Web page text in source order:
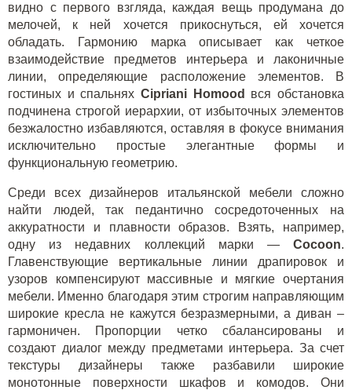
видно с первого взгляда, каждая вещь продумана до
мелочей, к ней хочется прикоснуться, ей хочется
обладать. Гармонию марка описывает как четкое
взаимодействие предметов интерьера и лаконичные
линии, определяющие расположение элементов. В
гостиных и спальнях Cipriani Homood
вся обстановка
подчинена строгой иерархии, от избыточных элементов
безжалостно избавляются, оставляя в фокусе внимания
исключительно простые элегантные формы и
функциональную геометрию.
Среди всех дизайнеров итальянской мебели сложно
найти людей, так педантично сосредоточенных на
аккуратности и плавности образов. Взять, например,
одну из недавних коллекций марки — Cocoon.
Главенствующие вертикальные линии драпировок и
узоров компенсируют массивные и мягкие очертания
мебели. Именно благодаря этим строгим направляющим
широкие кресла не кажутся безразмерными, а диван –
гармоничен. Пропорции четко сбалансированы и
создают диалог между предметами интерьера. За счет
текстуры дизайнеры также разбавили широкие
монотонные поверхности шкафов и комодов. Они